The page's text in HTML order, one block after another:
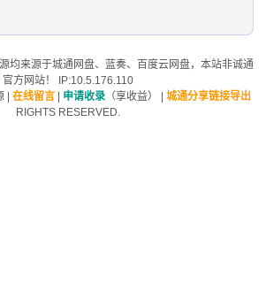
均来源于城通网盘、蓝奏、 百度云网盘，本站非诚通
官方网站！ IP:10.5.176.110
| 在线留言| 申请收录（享收益）
城通分享链接导出
RIGHTS RESERVED.